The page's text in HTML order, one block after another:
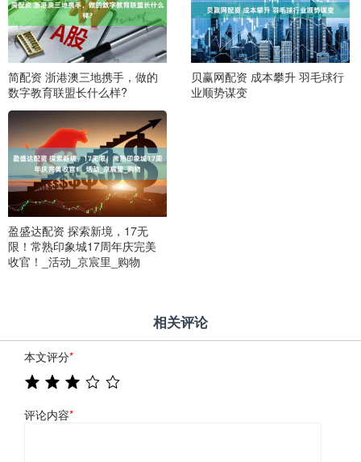
简配资 浙港澳三地携手，做的
数字教育联盟长什么样?
贝赢网配资 成本攀升 羽毛球行
业顺势谋变
盈盛达配资 探索新境，17无
限！常熟印象城17周年庆完美
收官！_活动_京宸里_购物
相关评论
本文评分*
评论内容*